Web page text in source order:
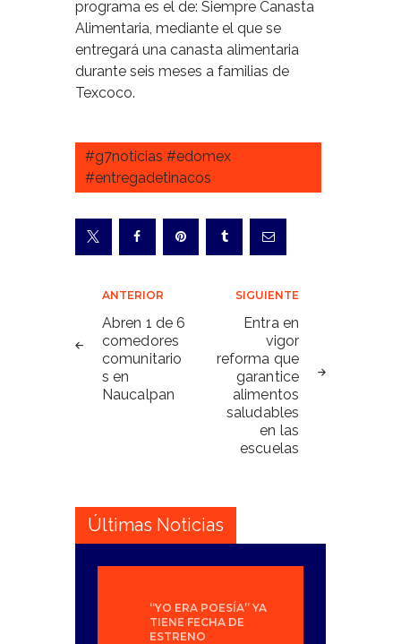
programa es el de: Siempre Canasta
Alimentaria, mediante el que se
entregará una canasta alimentaria
durante seis meses a familias de
Texcoco.
#g7noticias #edomex
#entregadetinacos
Navegación
de
entradas
ANTERIOR
Abren 1 de 6
comedores
comunitario
s en
Naucalpan
SIGUIENTE
Entra en
vigor
reforma que
garantice
alimentos
saludables
en las
escuelas
Últimas Noticias
“YO ERA POESÍA” YA
TIENE FECHA DE
ESTRENO